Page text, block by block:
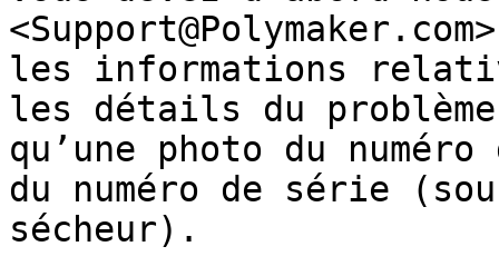
les informations
les détails du
qu’une photo du
du numéro de série
sécheur).